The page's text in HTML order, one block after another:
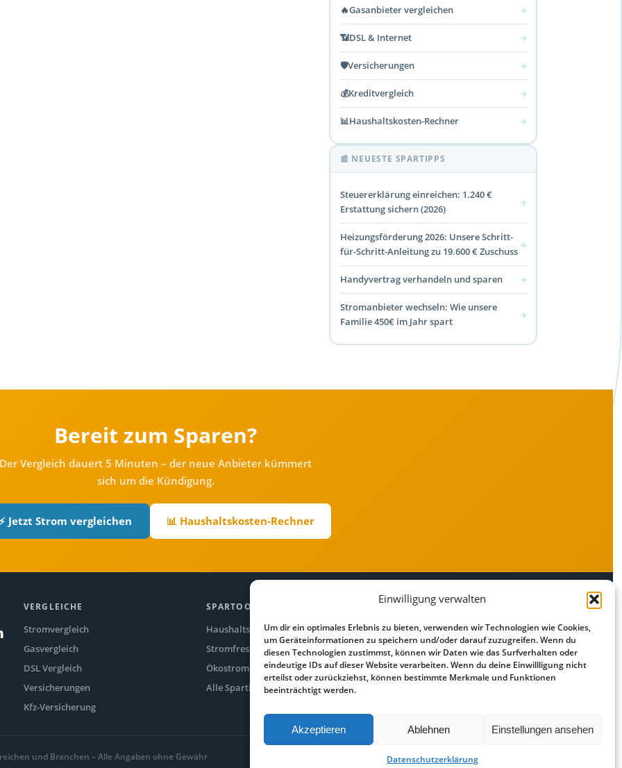
Einwilligung verwalten
Um dir ein optimales Erlebnis zu bieten, verwenden wir Technologien wie Cookies,
um Geräteinformationen zu speichern und/oder darauf zuzugreifen. Wenn du
diesen Technologien zustimmst, können wir Daten wie das Surfverhalten oder
eindeutige IDs auf dieser Website verarbeiten. Wenn du deine Einwillligung nicht
erteilst oder zurückziehst, können bestimmte Merkmale und Funktionen
beeinträchtigt werden.
Akzeptieren Ablehnen Einstellungen ansehen
Datenschutzerklärung
🔥Gasanbieter vergleichen →
📶DSL & Internet →
🛡️Versicherungen →
💰Kreditvergleich →
📊Haushaltskosten-Rechner →
📰 NEUESTE SPARTIPPS
Steuererklärung einreichen: 1.240 €
Erstattung sichern (2026)
→
Heizungsförderung 2026: Unsere Schritt-
für-Schritt-Anleitung zu 19.600 € Zuschuss
→
Handyvertrag verhandeln und sparen →
Stromanbieter wechseln: Wie unsere
Familie 450€ im Jahr spart
→
Bereit zum Sparen?
Der Vergleich dauert 5 Minuten – der neue Anbieter kümmert
sich um die Kündigung.
⚡ Jetzt Strom vergleichen 📊 Haushaltskosten-Rechner
VERGLEICHE
Stromvergleich
Gasvergleich
DSL Vergleich
Versicherungen
Kfz-Versicherung
SPARTOOLS
Haushaltskosten-Rechner
Stromfresser-Rechner
Ökostrom Vergleich
Alle Spartipps
RECHTLICHES
Impressum
Datenschutz
Cookie-Richtlinie
und Branchen – Alle Angaben ohne Gewähr Vergleiche über externe Partner ·Datenschutz